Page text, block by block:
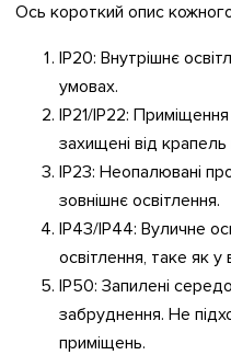
Ось короткий опис кожного
IP20: Внутрішнє
умовах.
IP21/IP22:
захищені від крапель
IP23: Неопалювані
зовнішнє освітлення.
IP43/IP44: Вуличне
освітлення, таке як у
IP50: Запилені
забруднення. Не
приміщень.